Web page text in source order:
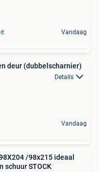
Vandaag
deur (dubbelscharnier)
Details
Vandaag
/98x215 ideaal
schuur STOCK